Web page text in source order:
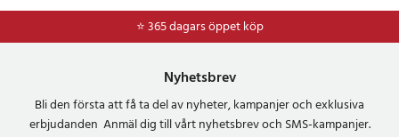
⭐ 365 dagars öppet köp
⭐Frakt 49kr *
Nyhetsbrev
Bli den första att få ta del av nyheter, kampanjer och exklusiva
erbjudanden Anmäl dig till vårt nyhetsbrev och SMS-kampanjer.